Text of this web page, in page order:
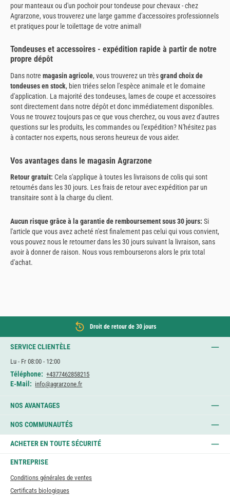
pour manteaux ou d'un pochoir pour tondeuse pour chevaux - chez
Agrarzone, vous trouverez une large gamme d'accessoires professionnels
et pratiques pour le toilettage de votre animal!
Tondeuses et accessoires - expédition rapide à partir de notre
propre dépôt
Dans notre magasin agricole, vous trouverez un trèsgrand choix de
tondeuses en stock, bien triées selon l'espèce animale et le domaine
d'application. La majorité des tondeuses, lames de coupe et accessoires
sont directement dans notre dépôt et donc immédiatement disponibles.
Vous ne trouvez toujours pas ce que vous cherchez, ou vous avez d'autres
questions sur les produits, les commandes ou l'expédition? N'hésitez pas
à contacter nos experts, nous serons heureux de vous aider.
Vos avantages dans le magasin Agrarzone
Retour gratuit: Cela s'applique à toutes les livraisons de colis qui sont
retournés dans les 30 jours. Les frais de retour avec expédition par un
transitaire sont à la charge du client.
Aucun risque grâce à la garantie de remboursement sous 30 jours: Si
l'article que vous avez acheté n'est finalement pas celui qui vous convient,
vous pouvez nous le retourner dans les 30 jours suivant la livraison, sans
avoir à donner de raison. Nous vous rembourserons alors le prix total
d'achat.
Droit de retour de 30 jours
SERVICE CLIENTÈLE
Lu - Fr 08:00 - 12:00
Téléphone: +4377462858215
E-Mail: info@agrarzone.fr
NOS AVANTAGES
NOS COMMUNAUTÉS
ACHETER EN TOUTE SÉCURITÉ
ENTREPRISE
Conditions générales de ventes
Certificats biologiques